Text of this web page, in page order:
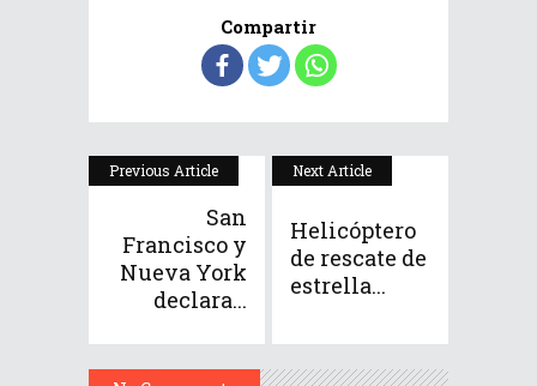
Compartir
Previous Article
San
Francisco y
Nueva York
declara...
Next Article
Helicóptero
de rescate de
estrella...